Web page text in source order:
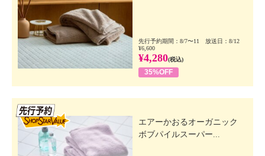
先行予約期間：8/7〜11 放送日：8/12
¥6,600
¥4,280(税込)
35%OFF
エアーかおるオーガニック
ボブパイルスーパー...